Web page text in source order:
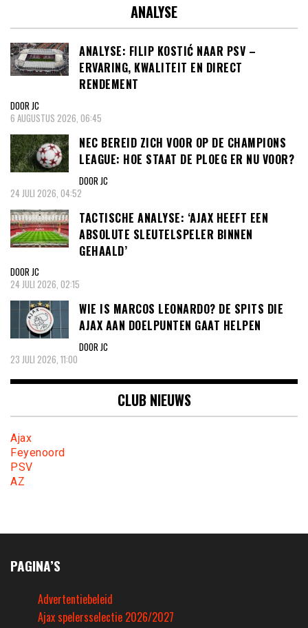
ANALYSE
ANALYSE: FILIP KOSTIĆ NAAR PSV –
ERVARING, KWALITEIT EN DIRECT
RENDEMENT
DOOR JC
6 AUGUSTUS 2026, 06:45
NEC BEREID ZICH VOOR OP DE CHAMPIONS
LEAGUE: HOE STAAT DE PLOEG ER NU VOOR?
DOOR JC
24 JULI 2026, 04:52
TACTISCHE ANALYSE: ‘AJAX HEEFT EEN
ABSOLUTE SLEUTELSPELER BINNEN
GEHAALD’
DOOR JC
24 JULI 2026, 02:15
WIE IS MARCOS LEONARDO? DE SPITS DIE
AJAX AAN DOELPUNTEN GAAT HELPEN
DOOR JC
23 JULI 2026, 11:00
CLUB NIEUWS
Ajax
Feyenoord
PSV
AZ
PAGINA’S
Advertentiebeleid
Ajax spelersselectie 2026/2027